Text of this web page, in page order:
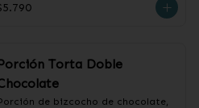
Torta Doble
de bizcocho de chocolate,